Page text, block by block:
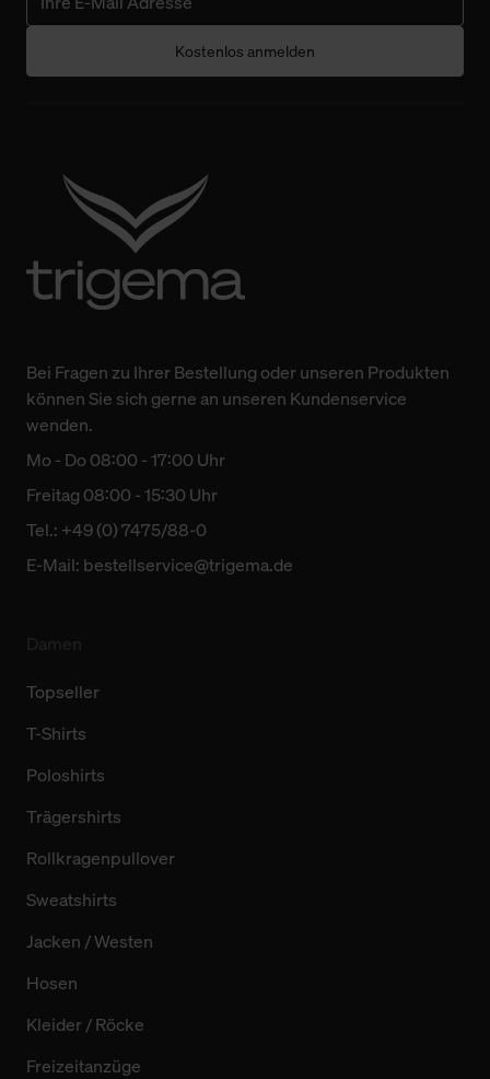
Kostenlos anmelden
Bei Fragen zu Ihrer Bestellung oder unseren Produkten
können Sie sich gerne an unseren Kundenservice
wenden.
Mo - Do 08:00 - 17:00 Uhr
Freitag 08:00 - 15:30 Uhr
Tel.: +49 (0) 7475/88-0
E-Mail: bestellservice@trigema.de
Topseller
T-Shirts
Poloshirts
Trägershirts
Rollkragenpullover
Sweatshirts
Jacken / Westen
Hosen
Kleider / Röcke
Freizeitanzüge